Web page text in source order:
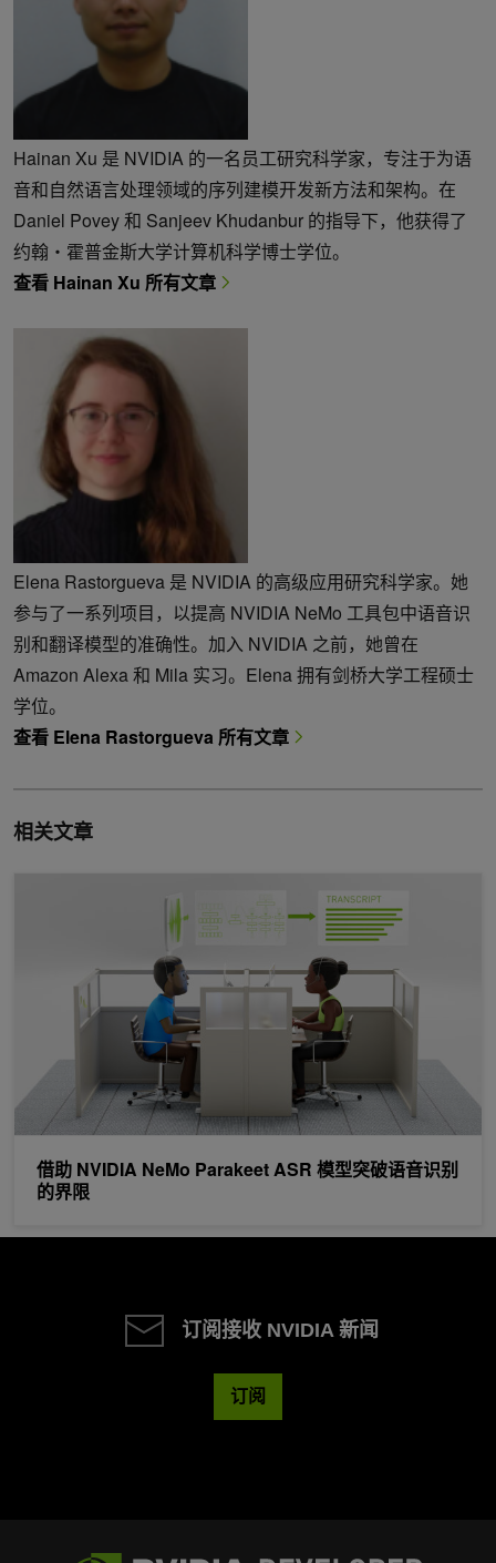
Hainan Xu 是 NVIDIA 的一名员工研究科学家，专注于为语
音和自然语言处理领域的序列建模开发新方法和架构。在
Daniel Povey 和 Sanjeev Khudanbur 的指导下，他获得了
约翰・霍普金斯大学计算机科学博士学位。
查看 Hainan Xu 所有文章
Elena Rastorgueva 是 NVIDIA 的高级应用研究科学家。她
参与了一系列项目，以提高 NVIDIA NeMo 工具包中语音识
别和翻译模型的准确性。加入 NVIDIA 之前，她曾在
Amazon Alexa 和 Mila 实习。Elena 拥有剑桥大学工程硕士
学位。
查看 Elena Rastorgueva 所有文章
相关文章
借助 NVIDIA NeMo Parakeet ASR 模型突破语音识别
的界限
订阅接收 NVIDIA 新闻
订阅